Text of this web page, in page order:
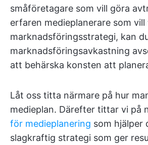
småföretagare som vill göra
erfaren medieplanerare som
marknadsföringsstrategi, kan
marknadsföringsavkastning
att behärska konsten att
Låt oss titta närmare på hur
medieplan. Därefter tittar vi på
för medieplanering som hjälper
slagkraftig strategi som ger